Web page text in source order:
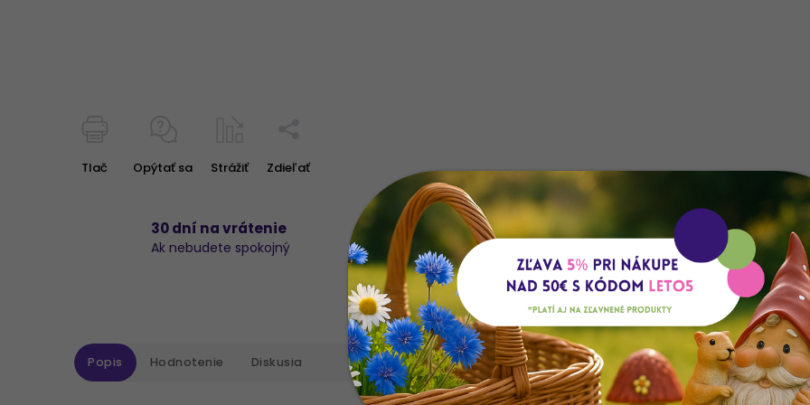
Tlač Opýtať sa Strážiť Zdieľať
30 dní na vrátenie
Ak nebudete spokojný
Doprava zdarma
Pri nákupe nad 50 EUR
Oceňovaný
98% na Heureka.sk
Popis Hodnotenie Diskusia